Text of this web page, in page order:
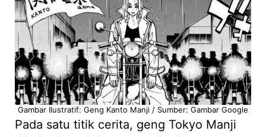
Gambar Ilustratif: Geng Kanto Manji / Sumber: Gambar Google
Pada satu titik cerita, geng Tokyo Manji